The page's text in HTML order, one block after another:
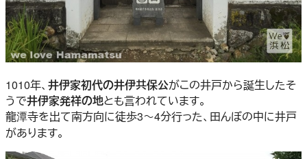
1010年、 井伊家初代の井伊共保公がこの井戸から誕生したそ
うで井伊家発祥の地とも言われています。
龍潭寺を出て南方向に徒歩3～4分行った、田んぼの中に井戸
があります。